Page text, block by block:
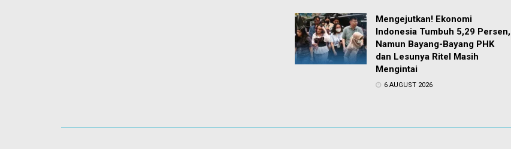
Mengejutkan! Ekonomi
Indonesia Tumbuh 5,29 Persen,
Namun Bayang-Bayang PHK
dan Lesunya Ritel Masih
Mengintai
6 AUGUST 2026